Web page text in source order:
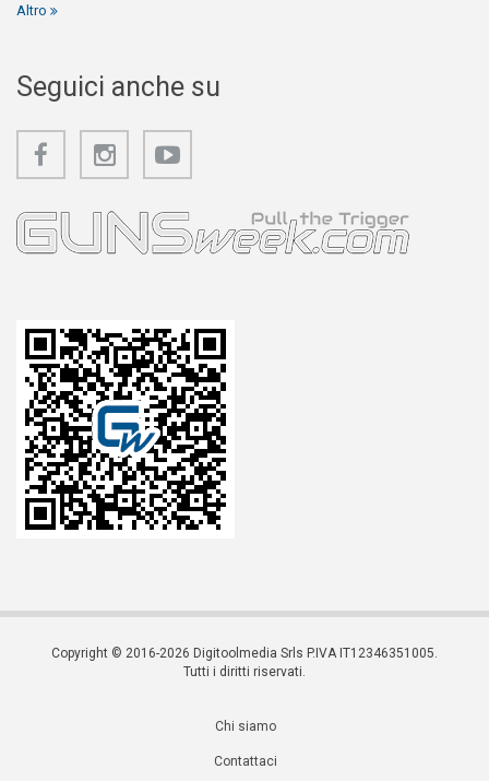
Altro
Seguici anche su
Copyright © 2016-2026 Digitoolmedia Srls P.IVA IT12346351005.
Tutti i diritti riservati.
Chi siamo
Contattaci